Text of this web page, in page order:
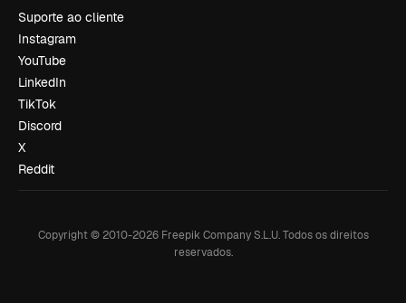
Suporte ao cliente
Instagram
YouTube
LinkedIn
TikTok
Discord
X
Reddit
Copyright © 2010-2026Freepik Company S.L.U. Todos os direitos
reservados.